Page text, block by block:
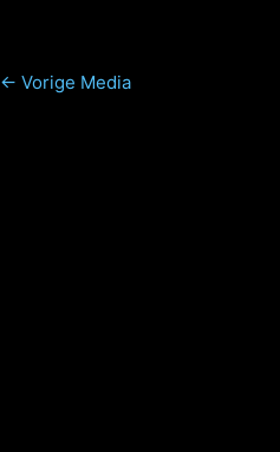
← Vorige Media